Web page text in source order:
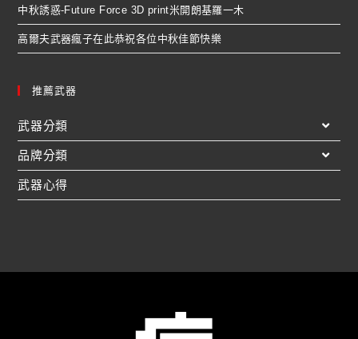
中秋誘惑-Future Force 3D print米開朗基羅一木
高爾夫武器瘋子在此恭祝各位中秋佳節快樂
推薦武器
武器分類
品牌分類
武器心得